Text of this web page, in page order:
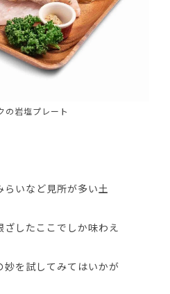
の岩塩プレート
いなど見所が多い土
したここでしか味わえ
妙を試してみてはいかが